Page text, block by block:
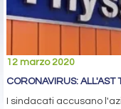
12 marzo 2020
CORONAVIRUS: ALL'AST
I sindacati accusano